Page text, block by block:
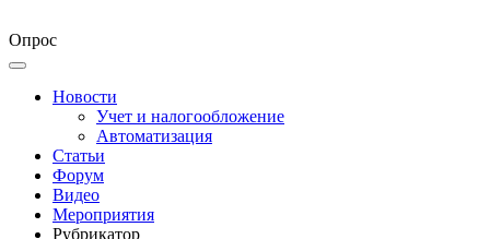
Опрос
Новости
Учет и налогообложение
Автоматизация
Статьи
Форум
Видео
Мероприятия
Рубрикатор